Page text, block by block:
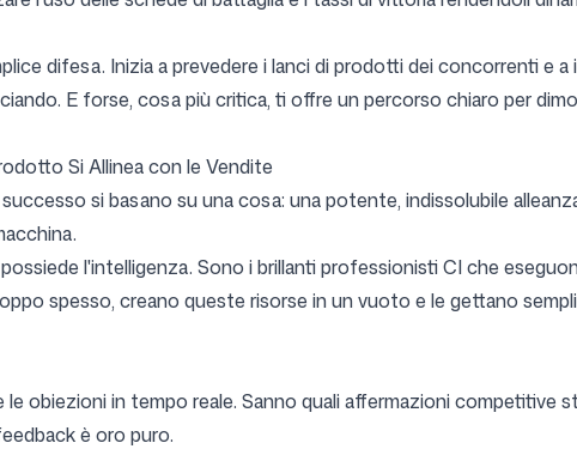
difesa. Inizia a prevedere i lanci di prodotti dei concorrenti e
E forse, cosa più critica, ti offre un percorso chiaro per
Si Allinea con le Vendite
si basano su una cosa: una potente, indissolubile
l'intelligenza. Sono i brillanti professionisti CI che
spesso, creano queste risorse in un vuoto e le gettano
le obiezioni in tempo reale. Sanno quali affermazioni
è oro puro.